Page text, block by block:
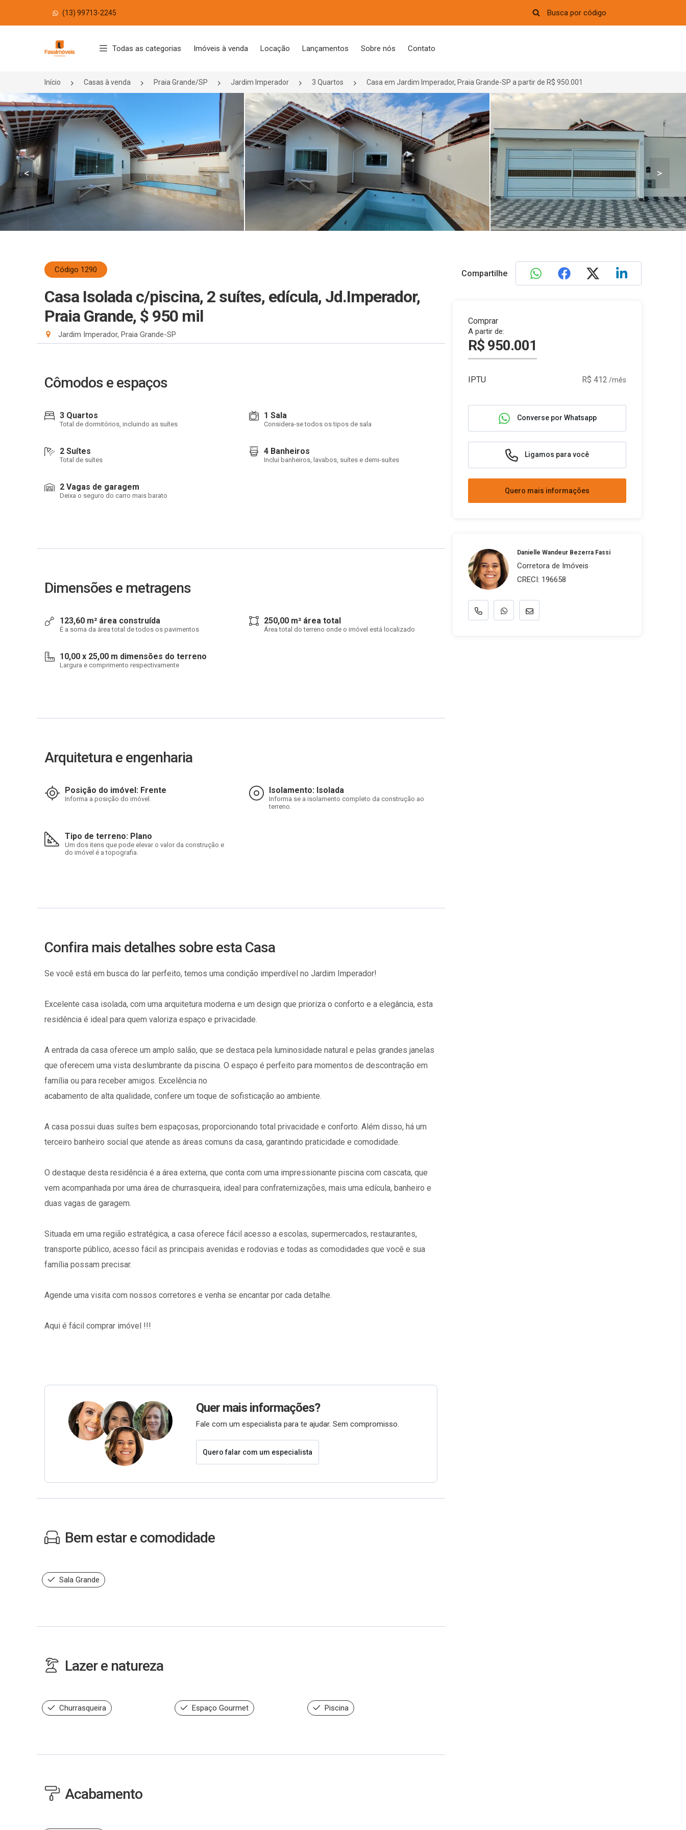
(13) 99713-2245
Página inicial
Todas as categorias Imóveis à venda Locação Lançamentos Sobre nós Contato
Início Casas à venda Praia Grande/SP Jardim Imperador 3 Quartos Casa em Jardim Imperador, Praia Grande-SP a partir de R$ 950.001
< >
Código 1290
Casa Isolada c/piscina, 2 suítes, edícula, Jd.Imperador,
Praia Grande, $ 950 mil
Jardim Imperador, Praia Grande-SP
Cômodos e espaços
3 Quartos
Total de dormitórios, incluindo as suítes
1 Sala
Considera-se todos os tipos de sala
2 Suítes
Total de suítes
4 Banheiros
Inclui banheiros, lavabos, suítes e demi-suítes
2 Vagas de garagem
Deixa o seguro do carro mais barato
Dimensões e metragens
123,60 m² área construída
É a soma da área total de todos os pavimentos
250,00 m² área total
Área total do terreno onde o imóvel está localizado
10,00 x 25,00 m dimensões do terreno
Largura e comprimento respectivamente
Arquitetura e engenharia
Posição do imóvel: Frente
Informa a posição do imóvel.
Isolamento: Isolada
Informa se a isolamento completo da construção ao
terreno.
Tipo de terreno: Plano
Um dos itens que pode elevar o valor da construção e
do imóvel é a topografia.
Confira mais detalhes sobre esta Casa
Se você está em busca do lar perfeito, temos uma condição imperdível no Jardim Imperador!
Excelente casa isolada, com uma arquitetura moderna e um design que prioriza o conforto e a elegância, esta
residência é ideal para quem valoriza espaço e privacidade.
A entrada da casa oferece um amplo salão, que se destaca pela luminosidade natural e pelas grandes janelas
que oferecem uma vista deslumbrante da piscina. O espaço é perfeito para momentos de descontração em
família ou para receber amigos. Excelência no
acabamento de alta qualidade, confere um toque de sofisticação ao ambiente.
A casa possui duas suítes bem espaçosas, proporcionando total privacidade e conforto. Além disso, há um
terceiro banheiro social que atende as áreas comuns da casa, garantindo praticidade e comodidade.
O destaque desta residência é a área externa, que conta com uma impressionante piscina com cascata, que
vem acompanhada por uma área de churrasqueira, ideal para confraternizações, mais uma edícula, banheiro e
duas vagas de garagem.
Situada em uma região estratégica, a casa oferece fácil acesso a escolas, supermercados, restaurantes,
transporte público, acesso fácil as principais avenidas e rodovias e todas as comodidades que você e sua
família possam precisar.
Agende uma visita com nossos corretores e venha se encantar por cada detalhe.
Aqui é fácil comprar imóvel !!!
Quer mais informações?
Fale com um especialista para te ajudar. Sem compromisso.
Quero falar com um especialista
Bem estar e comodidade
Sala Grande
Lazer e natureza
Churrasqueira Espaço Gourmet Piscina
Acabamento
Compartilhe
Comprar
A partir de:
R$ 950.001
IPTU R$ 412 /mês
Converse por Whatsapp
Ligamos para você
Quero mais informações
Danielle Wandeur Bezerra Fassi
Corretora de Imóveis
CRECI: 196658